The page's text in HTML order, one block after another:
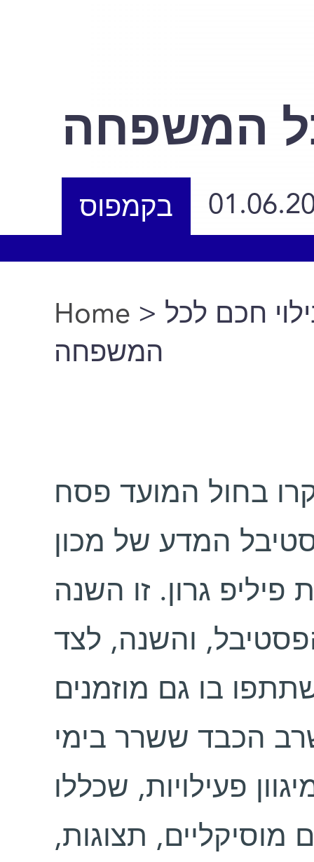
המשפחה
בקמפוס
You are here
Home > חכם לכל
המשפחה
בחול המועד פסח
המדע של מכון
גרון. זו השנה
והשנה, לצד
בו גם מוזמנים
הכבד ששרר בימי
פעילויות, שכללו
מוסיקליים, תצוגות,